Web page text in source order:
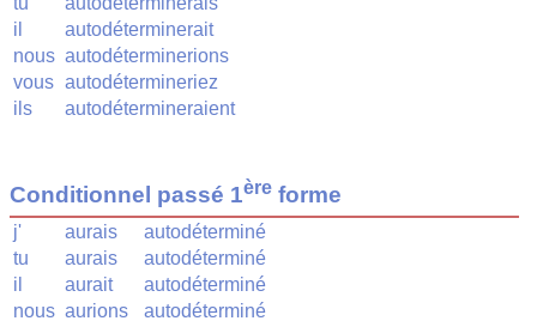
il
autodéterminerait
nous autodéterminerions
vous autodétermineriez
ils
autodétermineraient
Conditionnel passé 1ère forme
j' aurais
autodéterminé
tu
aurais
autodéterminé
il
aurait
autodéterminé
nous aurions
autodéterminé